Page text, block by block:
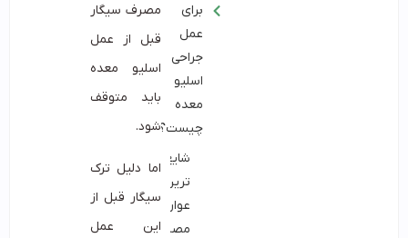
برای
جراحی
اسلیو
معده
چیست؟
شایع
ترین
عوارض
مصرف
مصرف سیگار
قبل از عمل
اسلیو معده
باید متوقف
شود.
اما دلیل ترک
سیگار قبل از
این عمل